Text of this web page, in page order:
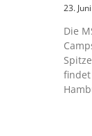
23.
Die
findet